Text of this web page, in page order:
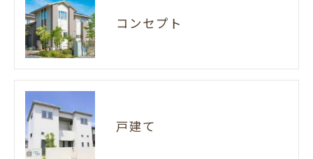
コンセプト
戸建て